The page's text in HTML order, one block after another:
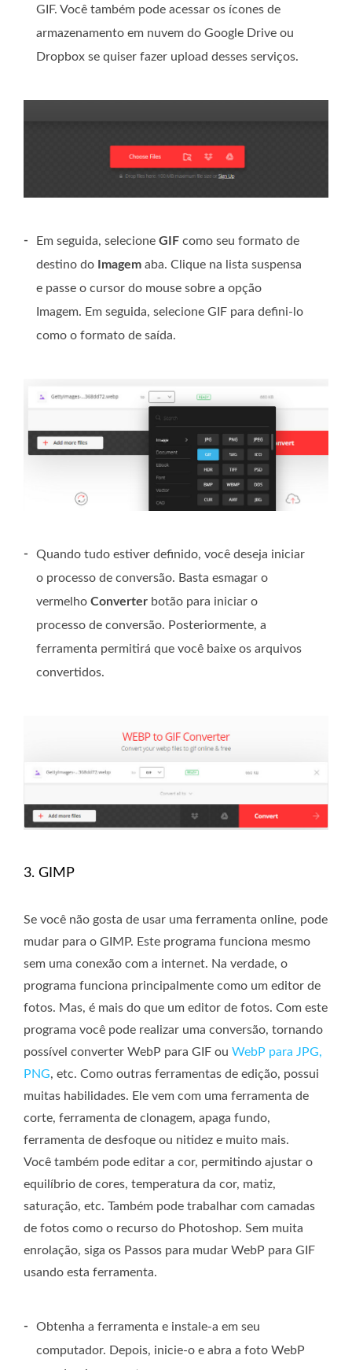
GIF. Você também pode acessar os ícones de
armazenamento em nuvem do Google Drive ou
Dropbox se quiser fazer upload desses serviços.
- Em seguida, selecione GIF como seu formato de
destino do
Imagem aba. Clique na lista suspensa
e passe o cursor do mouse sobre a opção
Imagem. Em seguida, selecione GIF para defini-lo
como o formato de saída.
-
Quando tudo estiver definido, você deseja iniciar
o processo de conversão. Basta esmagar o
vermelho Converter botão para iniciar o
processo de conversão. Posteriormente, a
ferramenta permitirá que você baixe os arquivos
convertidos.
3. GIMP
Se você não gosta de usar uma ferramenta online, pode
mudar para o GIMP. Este programa funciona mesmo
sem uma conexão com a internet. Na verdade, o
programa funciona principalmente como um editor de
fotos. Mas, é mais do que um editor de fotos. Com este
programa você pode realizar uma conversão, tornando
possível converter WebP para GIF ou WebP para JPG,
PNG, etc. Como outras ferramentas de edição, possui
muitas habilidades. Ele vem com uma ferramenta de
corte, ferramenta de clonagem, apaga fundo,
ferramenta de desfoque ou nitidez e muito mais.
Você também pode editar a cor, permitindo ajustar o
equilíbrio de cores, temperatura da cor, matiz,
saturação, etc. Também pode trabalhar com camadas
de fotos como o recurso do Photoshop. Sem muita
enrolação, siga os Passos para mudar WebP para GIF
usando esta ferramenta.
-
Obtenha a ferramenta e instale-a em seu
computador. Depois, inicie-o e abra a foto WebP